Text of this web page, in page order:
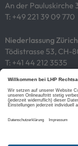
An der Pauluskirche
T: +49 221 39 09 770
Niederlassung Zürich
Tödistrasse 53, CH-
T: +41 44 212 3535